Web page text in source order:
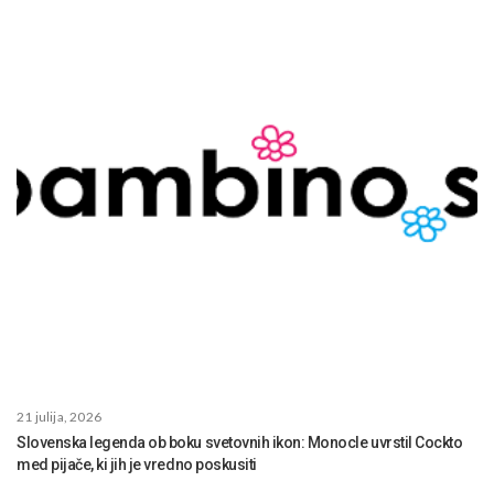
21 julija, 2026
Slovenska legenda ob boku svetovnih ikon: Monocle uvrstil Cockto
med pijače, ki jih je vredno poskusiti